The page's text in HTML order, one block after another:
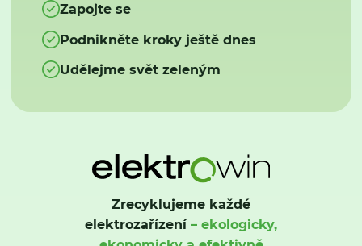
Zapojte se
Podnikněte kroky ještě dnes
Udělejme svět zeleným
Zrecyklujeme každé
elektrozařízení– ekologicky,